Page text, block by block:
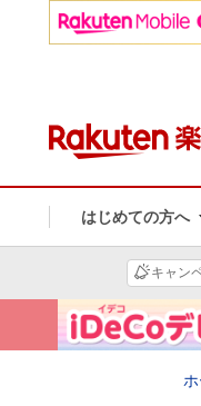
はじめての方へ
キャン